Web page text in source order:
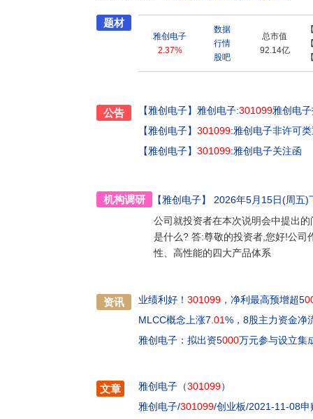
题材
雅创电子
2.37%
数据
行情
股吧
总市值
92.14亿
公告 【雅创电子】 雅创电子:301099雅创电
【雅创电子】 301099:雅创电子非许可
【雅创电子】 301099:雅创电子关注函
机构调研 【雅创电子】
2026年5月15日(周五)
公司就投资者在本次说明会中提出
是什么? 答:尊敬的投资者,您好!公司
性、高性能的四大产品体系
资讯 业绩利好！ 301099 ，净利最高预增超5
MLCC概念上涨7. 01%，8股主力资金净
雅创电子：拟出资5000万元参与设立集
文章 雅创电子（301099）
雅创电子/301099/创业板/2021-11-08申